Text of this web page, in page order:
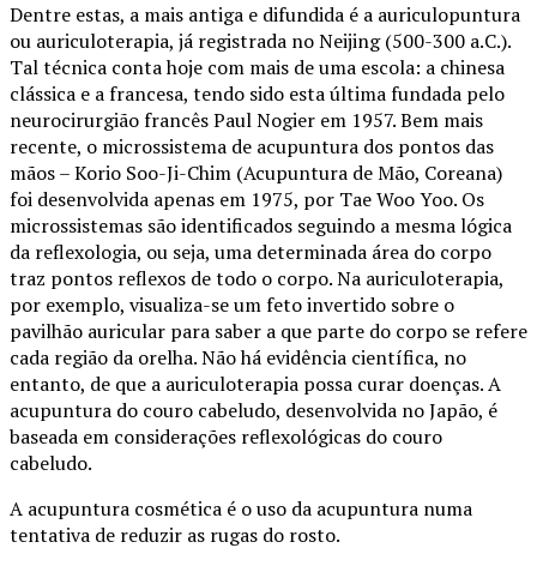
Dentre estas, a mais antiga e difundida é a auriculopuntura
ou auriculoterapia, já registrada no Neijing (500-300 a.C.).
Tal técnica conta hoje com mais de uma escola: a chinesa
clássica e a francesa, tendo sido esta última fundada pelo
neurocirurgião francês Paul Nogier em 1957. Bem mais
recente, o microssistema de acupuntura dos pontos das
mãos – Korio Soo-Ji-Chim (Acupuntura de Mão, Coreana)
foi desenvolvida apenas em 1975, por Tae Woo Yoo. Os
microssistemas são identificados seguindo a mesma lógica
da reflexologia, ou seja, uma determinada área do corpo
traz pontos reflexos de todo o corpo. Na auriculoterapia,
por exemplo, visualiza-se um feto invertido sobre o
pavilhão auricular para saber a que parte do corpo se refere
cada região da orelha. Não há evidência científica, no
entanto, de que a auriculoterapia possa curar doenças. A
acupuntura do couro cabeludo, desenvolvida no Japão, é
baseada em considerações reflexológicas do couro
cabeludo.
A acupuntura cosmética é o uso da acupuntura numa
tentativa de reduzir as rugas do rosto.